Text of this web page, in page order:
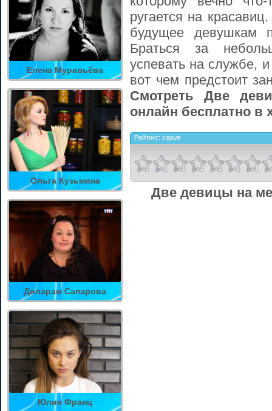
Елена Муравьёва
Ольга Кузьмина
Диларам Сапарова
Юлия Франц
ругается на
будущее девушкам
Браться за
успевать на службе,
вот чем предстоит
Смотреть Две
онлайн бесплатно в
Рейтинг: серия
Две девицы на